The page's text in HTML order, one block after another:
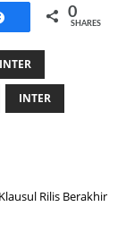
Share 0
SHARES
INTER
Rilis Berakhir